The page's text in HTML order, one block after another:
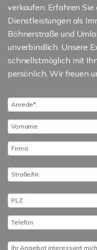
verkaufen. Erfahren Sie
Dienstleistungen als
Böhnerstraße und
unverbindlich. Unsere
schnellstmöglich mit
persönlich. Wir freuen